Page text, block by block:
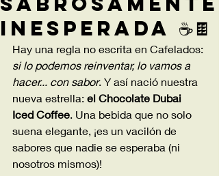
inesperada ☕🍫
Hay una regla no escrita en Cafelados:
si lo podemos reinventar, lo vamos a
hacer... con sabor. Y así nació nuestra
nueva estrella: el Chocolate Dubai
Iced Coffee. Una bebida que no solo
suena elegante, ¡es un vacilón de
sabores que nadie se esperaba (ni
nosotros mismos)!